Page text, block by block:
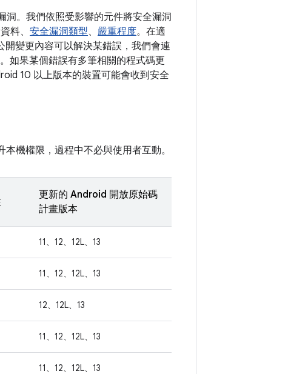
。我們依照受影響的元件將安全漏洞
料、 安全漏洞類型、 嚴重程度。在適
變更內容可以解決某錯誤，我們會連
如果某個錯誤有多筆相關的程式碼更
10 以上版本的裝置可能會收到安全
機權限，過程中不必與使用者互動。
更新的 Android 開放原始碼
計畫版本
11、12、12L、13
11、12、12L、13
12、12L、13
11、12、12L、13
11、12、12L、13